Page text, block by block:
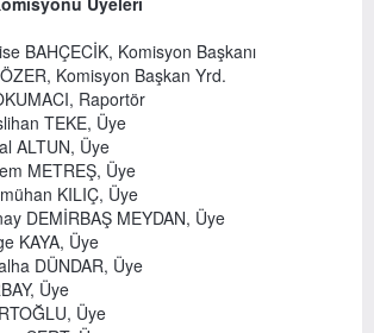
BAHÇECİK, Komisyon Başkanı
Komisyon Başkan Yrd.
Raportör
TEKE, Üye
ALTUN, Üye
METREŞ, Üye
KILIÇ, Üye
DEMİRBAŞ MEYDAN, Üye
KAYA, Üye
DÜNDAR, Üye
Üye
Üye